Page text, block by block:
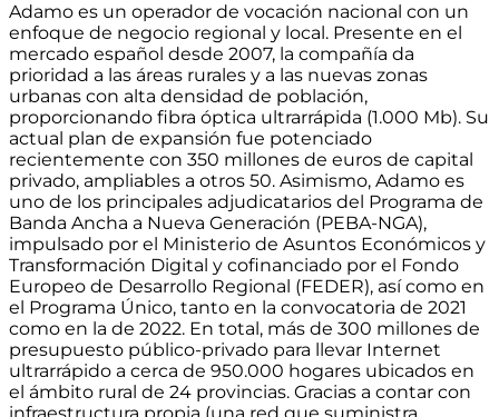
Adamo es un operador de vocación nacional con un
enfoque de negocio regional y local. Presente en el
mercado español desde 2007, la compañía da
prioridad a las áreas rurales y a las nuevas zonas
urbanas con alta densidad de población,
proporcionando fibra óptica ultrarrápida (1.000 Mb). Su
actual plan de expansión fue potenciado
recientemente con 350 millones de euros de capital
privado, ampliables a otros 50. Asimismo, Adamo es
uno de los principales adjudicatarios del Programa de
Banda Ancha a Nueva Generación (PEBA-NGA),
impulsado por el Ministerio de Asuntos Económicos y
Transformación Digital y cofinanciado por el Fondo
Europeo de Desarrollo Regional (FEDER), así como en
el Programa Único, tanto en la convocatoria de 2021
como en la de 2022. En total, más de 300 millones de
presupuesto público-privado para llevar Internet
ultrarrápido a cerca de 950.000 hogares ubicados en
el ámbito rural de 24 provincias. Gracias a contar con